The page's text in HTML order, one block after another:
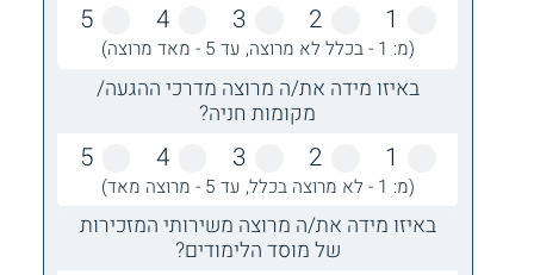
1
2
3
4
5
(מ: 1 - בכלל לא מרוצה, עד 5 - מאד מרוצה)
באיזו מידה את/ה מרוצה מדרכי ההגעה/
מקומות חניה?
1
2
3
4
5
(מ: 1 - לא מרוצה בכלל, עד 5 - מרוצה מאד)
באיזו מידה את/ה מרוצה משירותי המזכירות
של מוסד הלימודים?